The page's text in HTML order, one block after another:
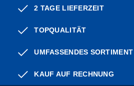
2 TAGE LIEFERZEIT
TOPQUALITÄT
UMFASSENDES SORTIMENT
KAUF AUF RECHNUNG